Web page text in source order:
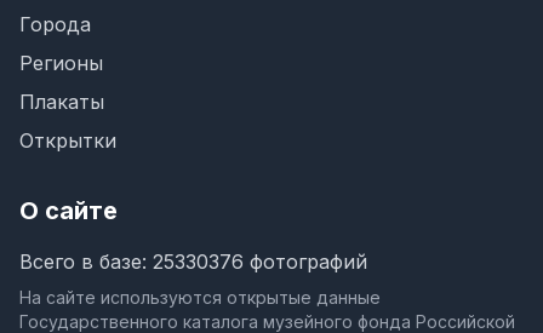
Города
Регионы
Плакаты
Открытки
О сайте
Всего в базе: 25330376 фотографий
На сайте используются открытые данные
Государственного каталога музейного фонда Российской